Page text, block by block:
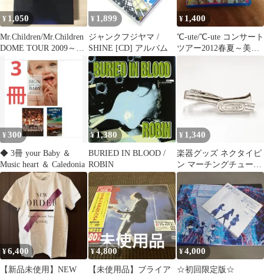
¥ 1,050
Mr.Children/Mr.Children
DOME TOUR 2009～…
¥ 1,899
ジャンクフジヤマ /
SHINE [CD] アルバム
¥ 1,400
℃-ute/℃-ute コンサート
ツアー2012春夏～美し
くってごめんね～
¥300
◆ 3冊 your Baby ＆
Music heart ＆ Caledonia
¥1,380
BURIED IN BLOOD /
ROBIN
¥ 1,340
楽器グッズ ネクタイピ
ン マーチングチューバ
管楽器 オーケストラ 吹
奏楽
¥6,400
【新品未使用】NEW
¥4,800
【未使用品】ブライア
¥4,000
☆初回限定版☆